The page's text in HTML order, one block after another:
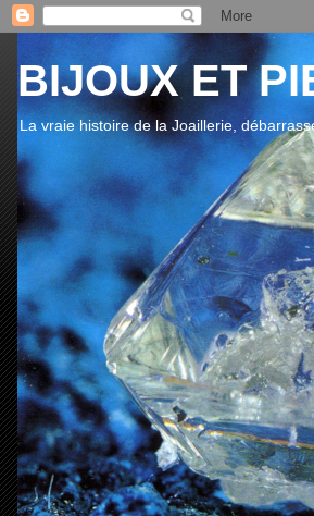
BIJOUX ET
La vraie histoire de la Joaillerie,